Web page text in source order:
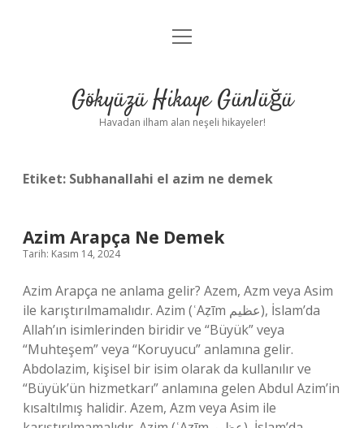
Anasayfa
Yasal Uyarı
menüyü
Gökyüzü Hikaye Günlüğü
Havadan ilham alan neşeli hikayeler!
Etiket: Subhanallahi el azim ne demek
Azim Arapça Ne Demek
Tarih: Kasım 14, 2024
Azim Arapça ne anlama gelir? Azem, Azm veya Asim
ile karıştırılmamalıdır. Azim (ʿAẓīm عظيم), İslam’da
Allah’ın isimlerinden biridir ve “Büyük” veya
“Muhteşem” veya “Koruyucu” anlamına gelir.
Abdolazim, kişisel bir isim olarak da kullanılır ve
“Büyük’ün hizmetkarı” anlamına gelen Abdul Azim’in
kısaltılmış halidir. Azem, Azm veya Asim ile